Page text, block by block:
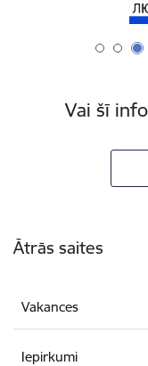
Vai šī
Ātrās saites
Vakances
Iepirkumi